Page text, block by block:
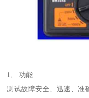
1、 功能
测试故障安全、迅速、准